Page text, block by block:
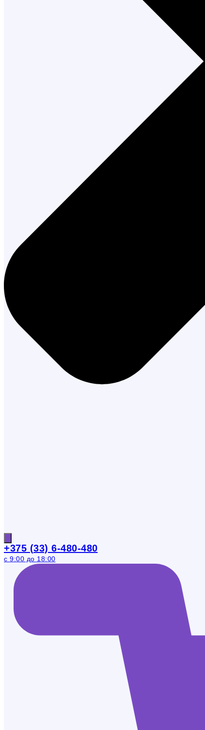
+375 (33) 6-480-480
с 9:00 до 18:00